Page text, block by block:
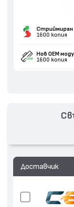
Стриймиран
1600 копия
Нов ОЕМ
1600 копия
Доставчик